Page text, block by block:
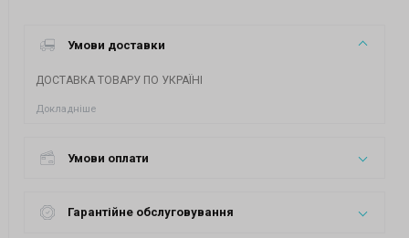
Умови доставки
ДОСТАВКА ТОВАРУ ПО УКРАЇНІ
Докладніше
Умови оплати
Гарантійне обслуговування